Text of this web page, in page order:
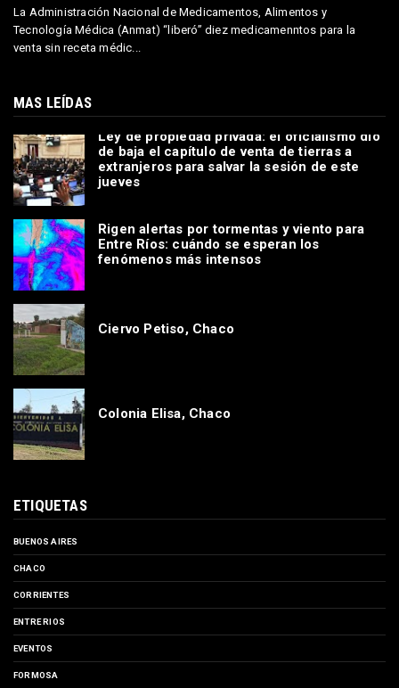
La Administración Nacional de Medicamentos, Alimentos y
Tecnología Médica (Anmat) “liberó” diez medicamenntos para la
venta sin receta médic...
MAS LEÍDAS
Ley de propiedad privada: el oficialismo dio
de baja el capítulo de venta de tierras a
extranjeros para salvar la sesión de este
jueves
Rigen alertas por tormentas y viento para
Entre Ríos: cuándo se esperan los
fenómenos más intensos
Ciervo Petiso, Chaco
Colonia Elisa, Chaco
ETIQUETAS
BUENOS AIRES
CHACO
CORRIENTES
ENTRE RIOS
EVENTOS
FORMOSA